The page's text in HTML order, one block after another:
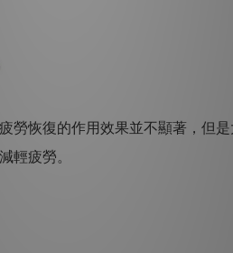
恢復的作用效果並不顯著，但
輕疲勞。